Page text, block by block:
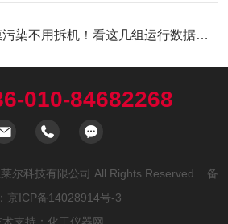
反渗透膜污染不用拆机！看这几组运行数据就能判断
010-84682268
尔科技有限公司 All Rights Reserved 备
京ICP备14028914号-3